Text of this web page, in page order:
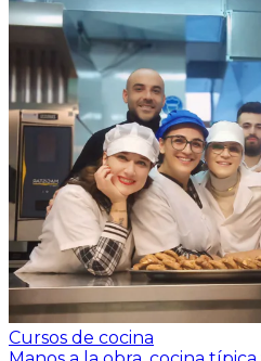
Cursos de cocina